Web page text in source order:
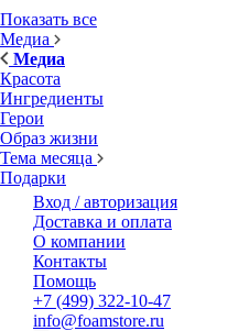
Показать все
Медиа
Медиа
Красота
Ингредиенты
Герои
Образ жизни
Тема месяца
Подарки
Вход / авторизация
Доставка и оплата
О компании
Контакты
Помощь
+7 (499) 322-10-47
info@foamstore.ru